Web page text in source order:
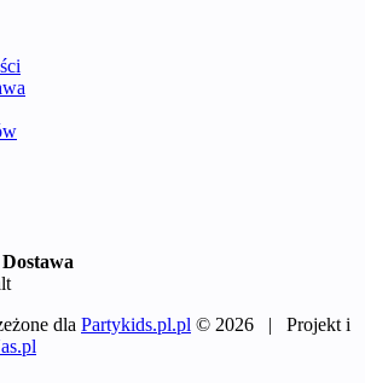
Dostawa
dla Partykids.pl.pl © 2026 | Projekt i